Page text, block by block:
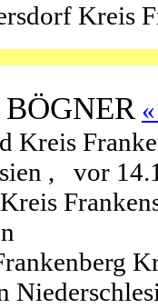
Kreis
BÖGNER
Kreis
,
vor